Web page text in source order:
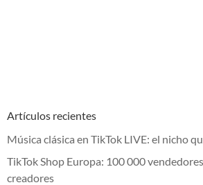
Artículos recientes
Música clásica en TikTok LIVE: el nicho
TikTok Shop Europa: 100 000
creadores